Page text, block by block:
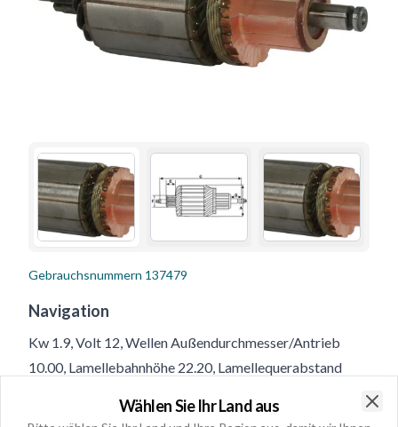
Gebrauchsnummern 137479
Navigation
Kw 1.9, Volt 12, Wellen Außendurchmesser/Antrieb
10.00, Lamellebahnhöhe 22.20, Lamellequerabstand
Reifen/Verzahnunglänge 14.00, Umlaufsrichtung CR,
Wählen Sie Ihr Land aus